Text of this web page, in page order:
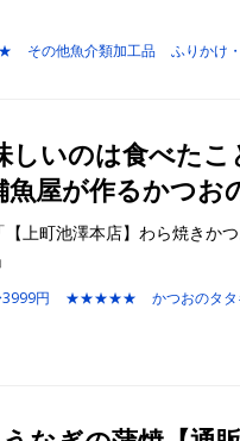
その他魚介類加工品 ふりかけ
しいのは食べた
屋が作るかつお
【上町池澤本店】わら焼きか
円 ★★★★★ かつおのタタ